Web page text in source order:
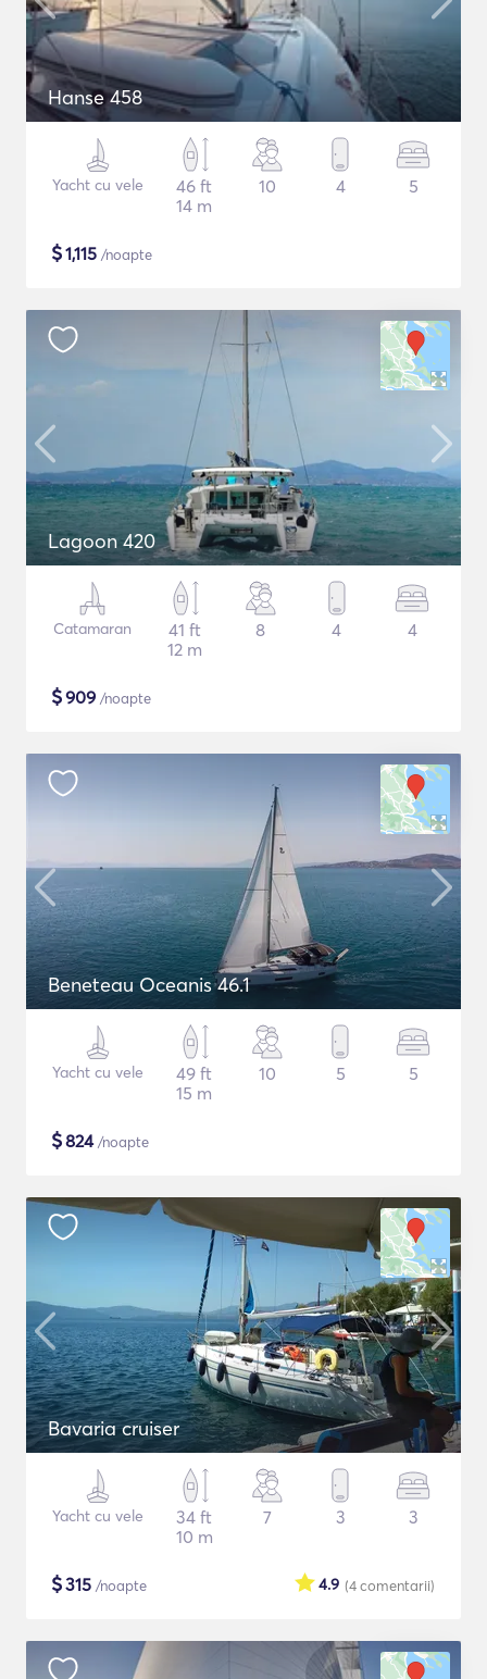
Hanse 458
Yacht cu vele
46 ft
14 m
10 4 5
$1,115 /noapte
Lagoon 420
Catamaran
41 ft
12 m
8 4 4
$909 /noapte
Beneteau Oceanis 46.1
Yacht cu vele
49 ft
15 m
10 5 5
$824/noapte
Bavaria cruiser
Yacht cu vele
34 ft
10 m
7 3 3
$315 /noapte (4comentarii)
4.9